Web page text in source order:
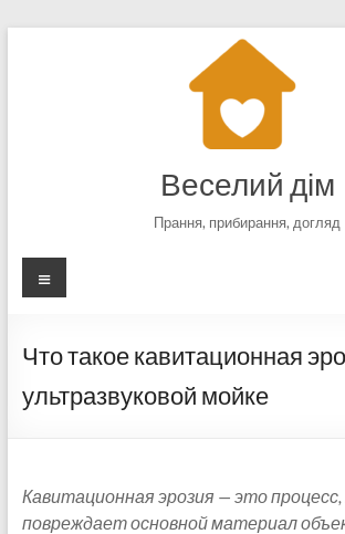
Веселий дім
Прання, прибирання, догляд
Меню
Что такое кавитационная
ультразвуковой мойке
Кавитационная эрозия — это
повреждает основной материал